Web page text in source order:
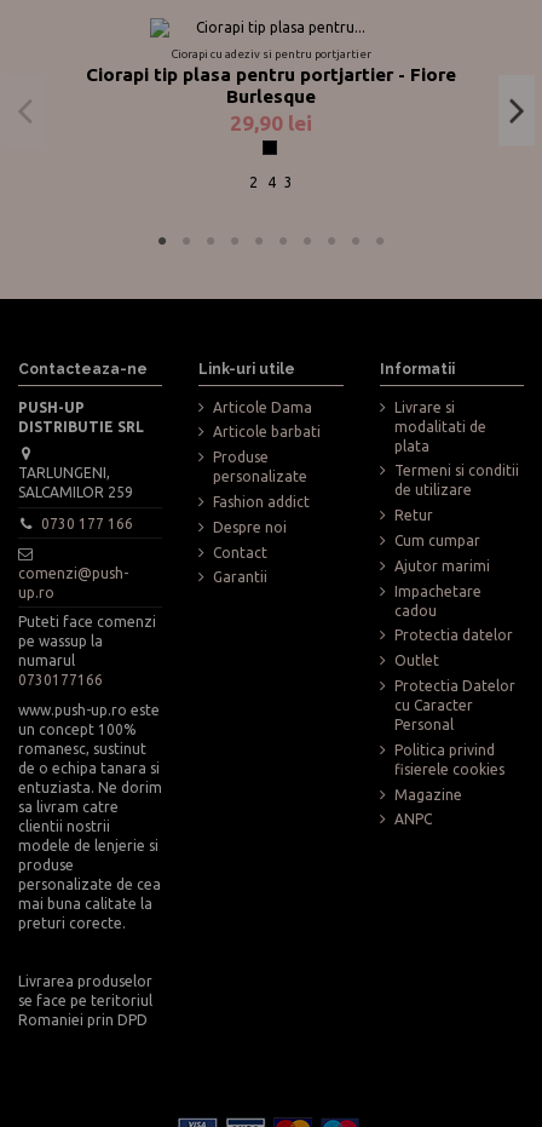
Ciorapi cu adeziv si pentru portjartier
Ciorapi tip plasa pentru portjartier - Fiore
Burlesque
29,90 lei
Negru
2
4 3
Contacteaza-ne
PUSH-UP
DISTRIBUTIE SRL
TARLUNGENI,
SALCAMILOR 259
0730 177 166
comenzi@push-
up.ro
Puteti face comenzi
pe wassup la
numarul
0730177166
www.push-up.ro este
un concept 100%
romanesc, sustinut
de o echipa tanara si
entuziasta. Ne dorim
sa livram catre
clientii nostrii
modele de lenjerie si
produse
personalizate de cea
mai buna calitate la
preturi corecte.
Livrarea produselor
se face pe teritoriul
Romaniei prin DPD
Link-uri utile
Articole Dama
Articole barbati
Produse
personalizate
Fashion addict
Despre noi
Contact
Garantii
Informatii
Livrare si
modalitati de
plata
Termeni si conditii
de utilizare
Retur
Cum cumpar
Ajutor marimi
Impachetare
cadou
Protectia datelor
Outlet
Protectia Datelor
cu Caracter
Personal
Politica privind
fisierele cookies
Magazine
ANPC